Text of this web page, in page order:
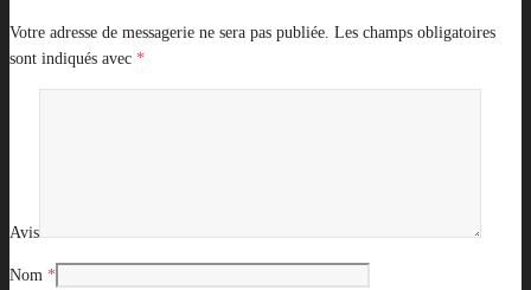
Votre adresse de messagerie ne sera pas publiée. Les champs obligatoires
sont indiqués avec *
Avis
Nom *